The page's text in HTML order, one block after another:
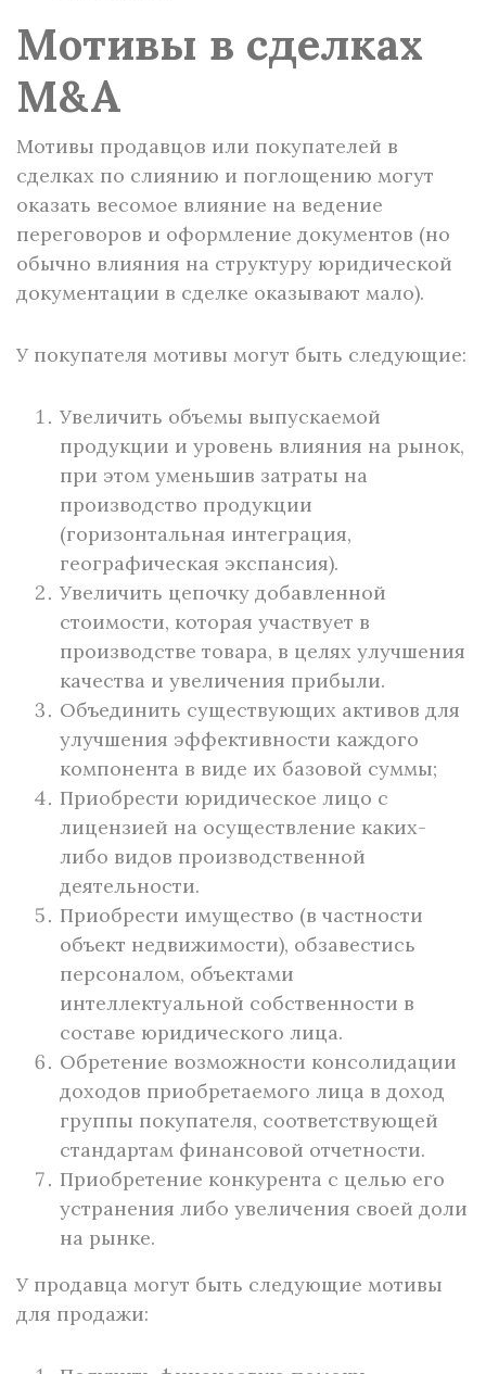
Мотивы в сделках
M&A
Мотивы продавцов или покупателей в
сделках по слиянию и поглощению могут
оказать весомое влияние на ведение
переговоров и оформление документов (но
обычно влияния на структуру юридической
документации в сделке оказывают мало).
У покупателя мотивы могут быть следующие:
Увеличить объемы выпускаемой
продукции и уровень влияния на рынок,
при этом уменьшив затраты на
производство продукции
(горизонтальная интеграция,
географическая экспансия).
Увеличить цепочку добавленной
стоимости, которая участвует в
производстве товара, в целях улучшения
качества и увеличения прибыли.
Объединить существующих активов для
улучшения эффективности каждого
компонента в виде их базовой суммы;
Приобрести юридическое лицо с
лицензией на осуществление каких-
либо видов производственной
деятельности.
Приобрести имущество (в частности
объект недвижимости), обзавестись
персоналом, объектами
интеллектуальной собственности в
составе юридического лица.
Обретение возможности консолидации
доходов приобретаемого лица в доход
группы покупателя, соответствующей
стандартам финансовой отчетности.
Приобретение конкурента с целью его
устранения либо увеличения своей доли
на рынке.
У продавца могут быть следующие мотивы
для продажи: